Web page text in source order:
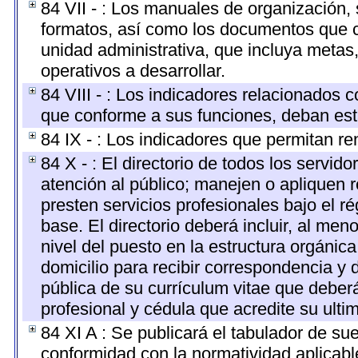
84 VII - : Los manuales de
formatos, así como los documentos
unidad administrativa, que incluya
operativos a desarrollar.
84 VIII - : Los indicadores relacionados
que conforme a sus funciones, deban
84 IX - : Los indicadores que permitan
84 X - : El directorio de todos los
atención al público; manejen o apliquen
presten servicios profesionales bajo el
base. El directorio deberá incluir, al
nivel del puesto en la estructura
domicilio para recibir correspondencia y
pública de su currículum vitae que
profesional y cédula que acredite su
84 XI A : Se publicará el tabulador de
conformidad con la normatividad